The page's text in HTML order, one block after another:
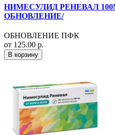
НИМЕСУЛИД РЕНЕВАЛ
ОБНОВЛЕНИЕ/
ОБНОВЛЕНИЕ ПФК
от 125.00 р.
В корзину